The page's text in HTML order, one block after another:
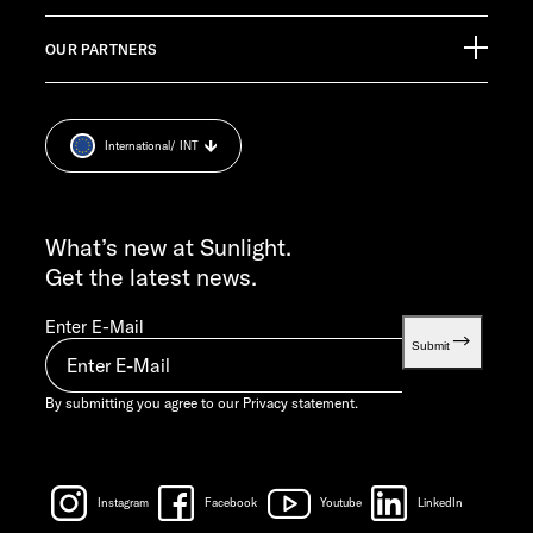
CUSTOMER SUPPORT
service@service.sunlight.de
MON-THU 7:30 AM – 12:00 PM AND 1:00 PM – 4:00 PM
FRI 7:30 AM – 12:00 PM
info@sunlight.de
Imprint
Cookie Consent
Weight information
OUR PARTNERS
What’s new at Sunlight.
Get the latest news.
Enter E-Mail
Submit
By submitting you agree to our Privacy statement.
Instagram Facebook Youtube LinkedIn
International/ INT